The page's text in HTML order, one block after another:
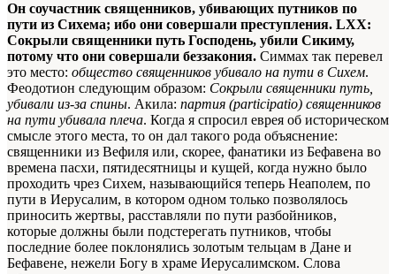
Он соучастник священников, убивающих путников по
пути из Сихема; ибо они совершали преступления. LХХ:
Сокрыли священники путь Господень, убили Сикиму,
потому что они совершали беззакония. Симмах так перевел
это место: общество священников убивало на пути в Сихем.
Феодотион следующим образом: Сокрыли священники путь,
убивали из-за спины. Акила: партия (participatio) священников
на пути убивала плеча. Когда я спросил еврея об историческом
смысле этого места, то он дал такого рода объяснение:
священники из Вефиля или, скорее, фанатики из Бефавена во
времена пасхи, пятидесятницы и кущей, когда нужно было
проходить чрез Сихем, называющийся теперь Неаполем, по
пути в Иерусалим, в котором одном только позволялось
приносить жертвы, расставляли по пути разбойников,
которые должны были подстерегать путников, чтобы
последние более поклонялись золотым тельцам в Дане и
Бефавене, нежели Богу в храме Иерусалимском. Слова